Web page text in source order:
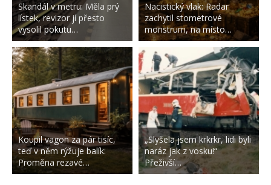
Skandál v metru: Měla prý
lístek, revizor jí přesto
vysolil pokutu…
Koupil vagon za pár tisíc,
teď v něm rýžuje balík:
Proměna rezavé…
Nacistický vlak: Radar
zachytil stometrové
monstrum, na místo…
„Slyšela jsem krkrkr, lidi byli
naráz jak z vosku!“
Přeživší…